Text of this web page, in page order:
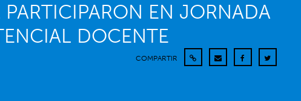
EN JORNADA
DOCENTE
COMPARTIR